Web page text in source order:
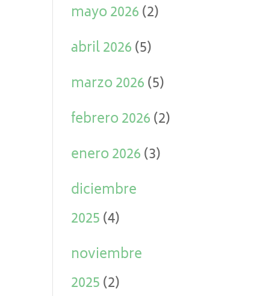
mayo 2026(2)
abril 2026(5)
marzo 2026(5)
febrero 2026(2)
enero 2026(3)
diciembre
2025(4)
noviembre
2025(2)